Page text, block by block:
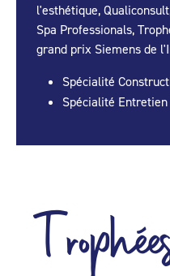
l'esthétique,
Spa Professionals,
grand prix Siemens de
Spécialité
Spécialité